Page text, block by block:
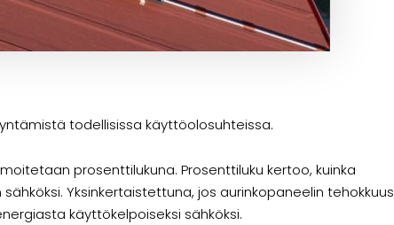
todellisissa käyttöolosuhteissa.
prosenttilukuna. Prosenttiluku kertoo, kuinka
Yksinkertaistettuna, jos aurinkopaneelin tehokkuus
käyttökelpoiseksi sähköksi.